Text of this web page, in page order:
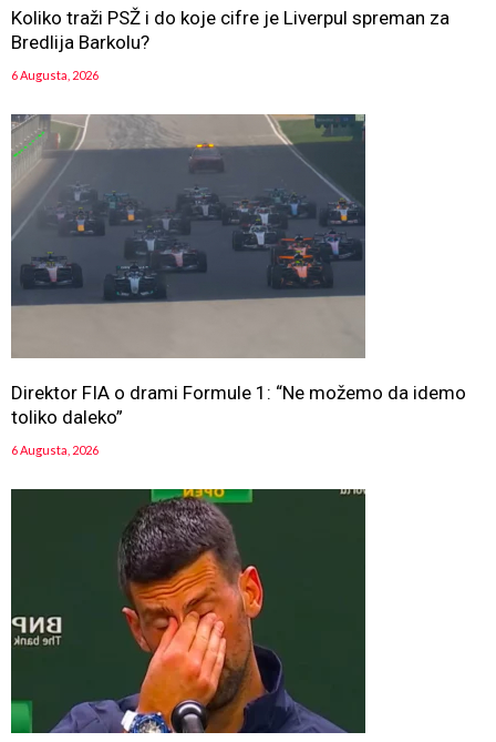
Koliko traži PSŽ i do koje cifre je Liverpul spreman za
Bredlija Barkolu?
6 Augusta, 2026
Direktor FIA o drami Formule 1: “Ne možemo da idemo
toliko daleko”
6 Augusta, 2026